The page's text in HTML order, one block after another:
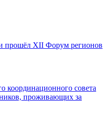
прошёл XII Форум регионов
координационного совета
проживающих за